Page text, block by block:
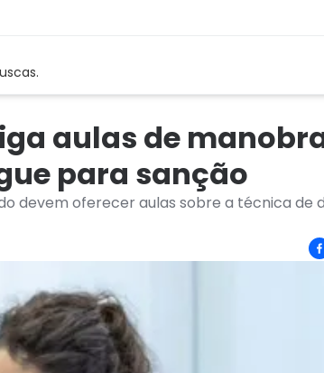
aulas de
para sanção
devem oferecer aulas sobre a técnica de